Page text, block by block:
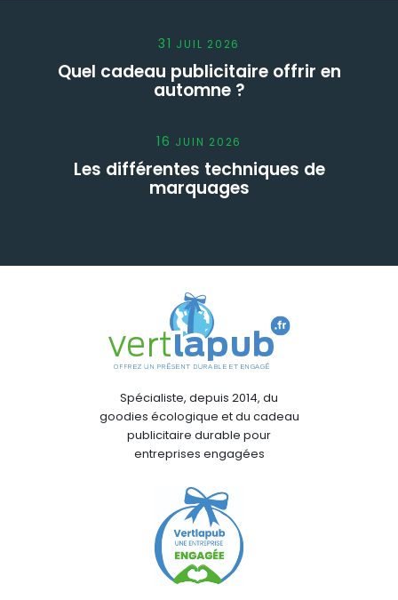
31 JUIL 2026
Quel cadeau publicitaire offrir en
automne ?
16 JUIN 2026
Les différentes techniques de
marquages
Spécialiste, depuis 2014, du
goodies écologique et du cadeau
publicitaire durable pour
entreprises engagées